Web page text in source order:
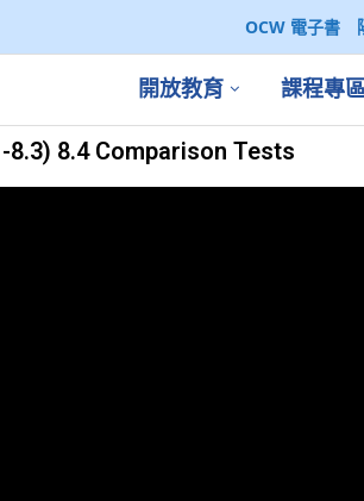
OCW 電子書
開放教育 課程專
8.3) 8.4 Comparison Tests